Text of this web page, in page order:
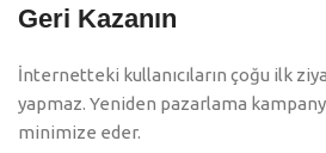
Geri Kazanın
İnternetteki kullanıcıların çoğu ilk
yapmaz. Yeniden pazarlama
minimize eder.